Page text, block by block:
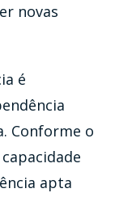
novas
é
Conforme o
capacidade
apta